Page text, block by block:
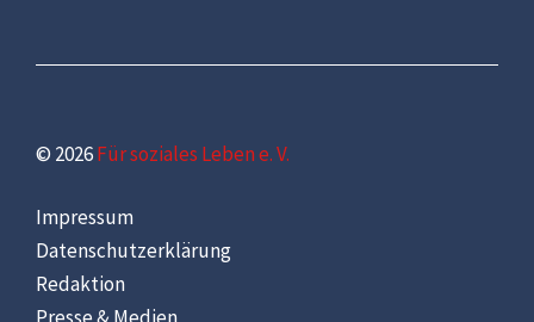
© 2026Für soziales Leben e. V.
Impressum
Datenschutzerklärung
Redaktion